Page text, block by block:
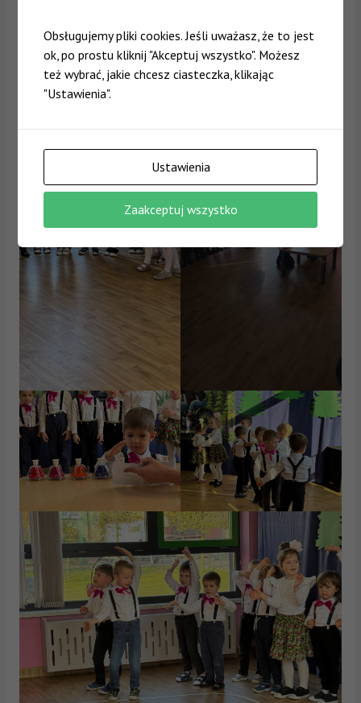
Obsługujemy pliki cookies. Jeśli uważasz, że to jest
ok, po prostu kliknij "Akceptuj wszystko". Możesz
też wybrać, jakie chcesz ciasteczka, klikając
"Ustawienia".
Ustawienia
Zaakceptuj wszystko